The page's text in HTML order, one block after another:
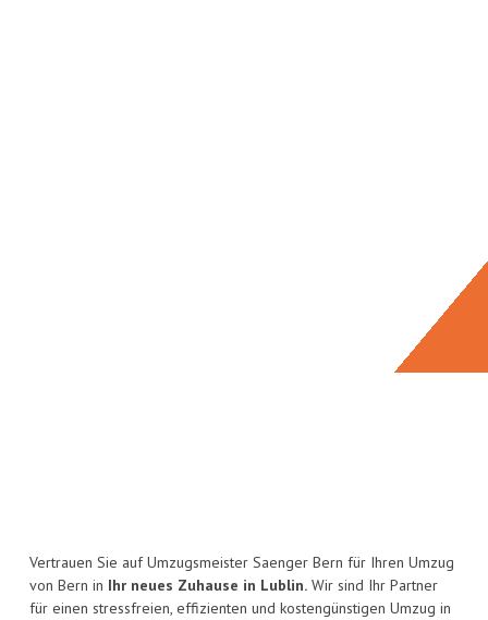
Vertrauen Sie auf Umzugsmeister Saenger Bern für Ihren Umzug
von Bern in Ihr neues Zuhause in Lublin. Wir sind Ihr Partner
für einen stressfreien, effizienten und kostengünstigen Umzug in